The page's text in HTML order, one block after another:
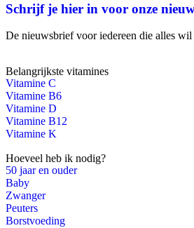
Schrijf je hier in voor onze
De nieuwsbrief voor iedereen die alles
Belangrijkste vitamines
Vitamine C
Vitamine B6
Vitamine D
Vitamine B12
Vitamine K
Hoeveel heb ik nodig?
50 jaar en ouder
Baby
Zwanger
Peuters
Borstvoeding